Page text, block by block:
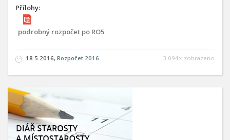
Přílohy:
podrobný rozpočet po RO5
3 094× zobrazeno
18.5.2016, Rozpočet 2016